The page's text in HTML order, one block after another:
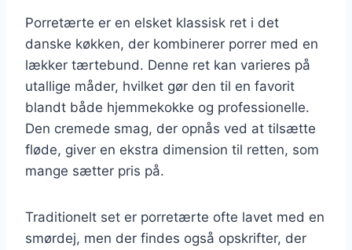
Porretærte er en elsket klassisk ret i det
danske køkken, der kombinerer porrer med en
lækker tærtebund. Denne ret kan varieres på
utallige måder, hvilket gør den til en favorit
blandt både hjemmekokke og professionelle.
Den cremede smag, der opnås ved at tilsætte
fløde, giver en ekstra dimension til retten, som
mange sætter pris på.
Traditionelt set er porretærte ofte lavet med en
smørdej, men der findes også opskrifter, der